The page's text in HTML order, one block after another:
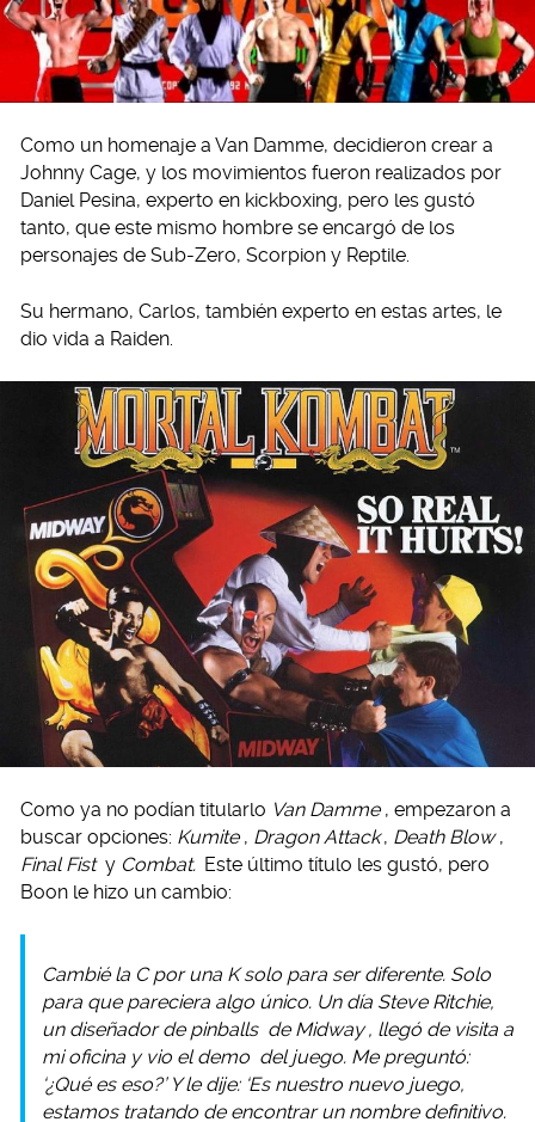
Como un homenaje a Van Damme, decidieron crear a
Johnny Cage, y los movimientos fueron realizados por
Daniel Pesina, experto en kickboxing, pero les gustó
tanto, que este mismo hombre se encargó de los
personajes de Sub-Zero, Scorpion y Reptile.
Su hermano, Carlos, también experto en estas artes, le
dio vida a Raiden.
Como ya no podían titularlo Van Damme , empezaron a
buscar opciones: Kumite , Dragon Attack , Death Blow ,
Final Fist y Combat. Este último título les gustó, pero
Boon le hizo un cambio:
Cambié la C por una K solo para ser diferente. Solo
para que pareciera algo único. Un día Steve Ritchie,
un diseñador de pinballs de Midway , llegó de visita a
mi oficina y vio eldemo del juego. Me preguntó:
‘¿Qué es eso?’ Y le dije: ‘Es nuestro nuevo juego,
estamos tratando de encontrar un nombre definitivo.